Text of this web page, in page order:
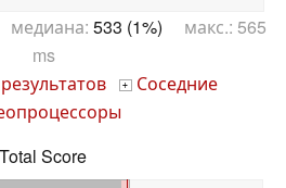
533 (1%) макс.: 565
ms
+ Соседние
Score